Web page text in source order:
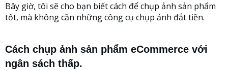
Bây giờ, tôi sẽ cho bạn biết cách để chụp ảnh sản phẩm
tốt, mà không cần những công cụ chụp ảnh đắt tiền.
Cách chụp ảnh sản phẩm eCommerce với
ngân sách thấp.